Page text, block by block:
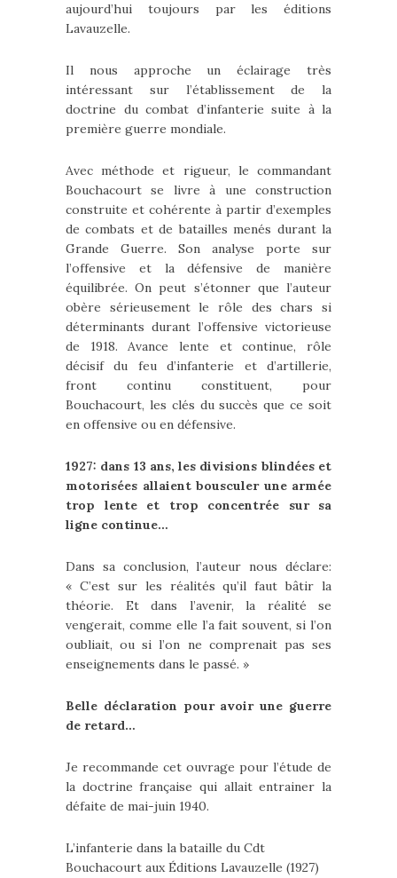
aujourd’hui toujours par les éditions
Lavauzelle.
Il nous approche un éclairage très
intéressant sur l’établissement de la
doctrine du combat d’infanterie suite à la
première guerre mondiale.
Avec méthode et rigueur, le commandant
Bouchacourt se livre à une construction
construite et cohérente à partir d’exemples
de combats et de batailles menés durant la
Grande Guerre. Son analyse porte sur
l’offensive et la défensive de manière
équilibrée. On peut s’étonner que l’auteur
obère sérieusement le rôle des chars si
déterminants durant l’offensive victorieuse
de 1918. Avance lente et continue, rôle
décisif du feu d’infanterie et d’artillerie,
front continu constituent, pour
Bouchacourt, les clés du succès que ce soit
en offensive ou en défensive.
1927: dans 13 ans, les divisions blindées et
motorisées allaient bousculer une armée
trop lente et trop concentrée sur sa
ligne continue…
Dans sa conclusion, l’auteur nous déclare:
« C’est sur les réalités qu’il faut bâtir la
théorie. Et dans l’avenir, la réalité se
vengerait, comme elle l’a fait souvent, si l’on
oubliait, ou si l’on ne comprenait pas ses
enseignements dans le passé. »
Belle déclaration pour avoir une guerre
de retard…
Je recommande cet ouvrage pour l’étude de
la doctrine française qui allait entrainer la
défaite de mai-juin 1940.
L’infanterie dans la bataille du Cdt
Bouchacourt aux Éditions Lavauzelle (1927)